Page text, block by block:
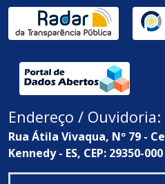
Endereço / Ouvidoria:
Rua Átila Vivaqua, Nº 79 -
Kennedy - ES, CEP: 29350-000